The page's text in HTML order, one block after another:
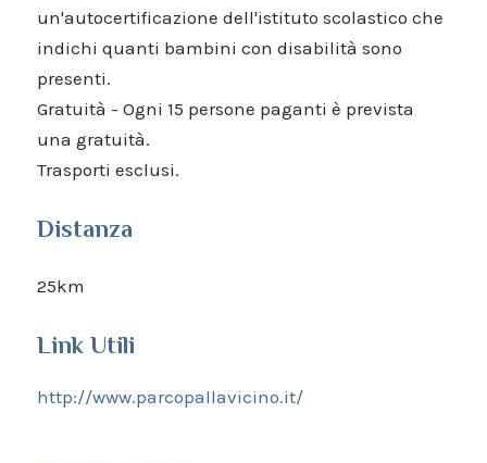
un'autocertificazione dell'istituto scolastico che
indichi quanti bambini con disabilità sono
presenti.
Gratuità - Ogni 15 persone paganti è prevista
una gratuità.
Trasporti esclusi.
Distanza
25km
Link Utili
http://www.parcopallavicino.it/